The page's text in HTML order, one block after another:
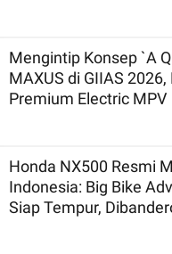
Mengintip Konsep `A
MAXUS di GIIAS
Premium Electric MPV
Honda NX500 Resmi
Indonesia: Big Bike
Siap Tempur,